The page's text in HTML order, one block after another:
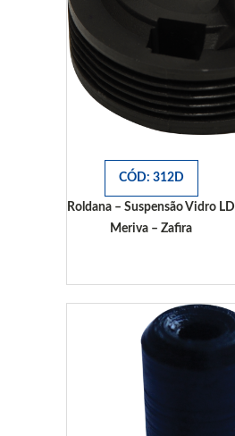
CÓD: 312D
Roldana – Suspensão Vidro LD
Meriva – Zafira